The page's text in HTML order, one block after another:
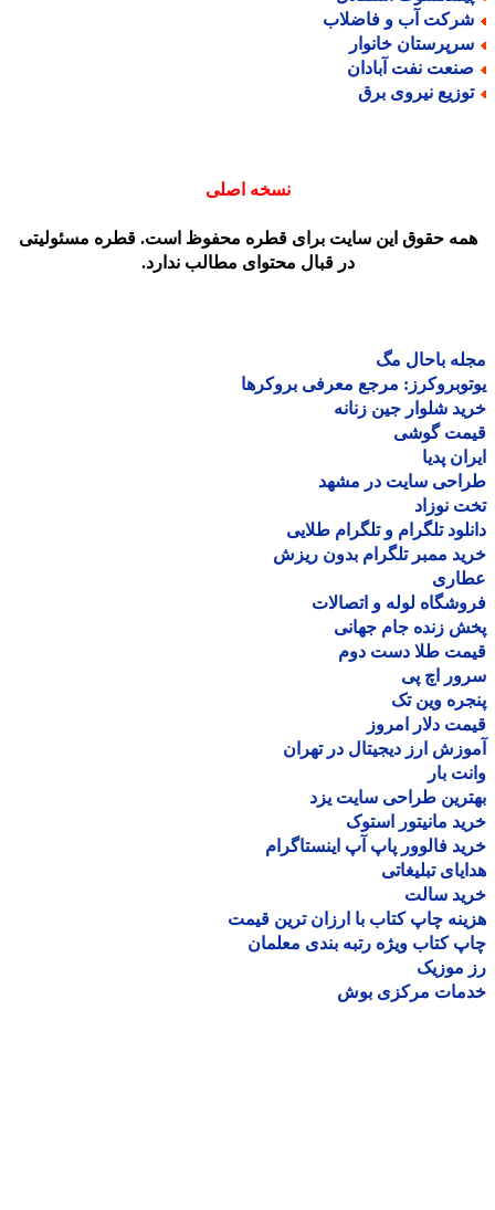
آب و فاضلاب
خانوار
نفت آبادان
نیروی برق
نسخه اصلی
حقوق این سایت برای قطره محفوظ است. قطره مسئولیتی
در قبال محتوای مطالب ندارد.
باحال مگ
مرجع معرفی بروکرها
شلوار جین زنانه
گوشی
پدیا
سایت در مشهد
نوزاد
تلگرام و تلگرام طلایی
ممبر تلگرام بدون ریزش
لوله و اتصالات
زنده جام جهانی
طلا دست دوم
اچ پی
وین تک
دلار امروز
ارز دیجیتال در تهران
بار
طراحی سایت یزد
مانیتور استوک
فالوور پاپ آپ اینستاگرام
تبلیغاتی
سالت
چاپ کتاب با ارزان ترین قیمت
کتاب ویژه رتبه بندی معلمان
موزیک
مرکزی بوش